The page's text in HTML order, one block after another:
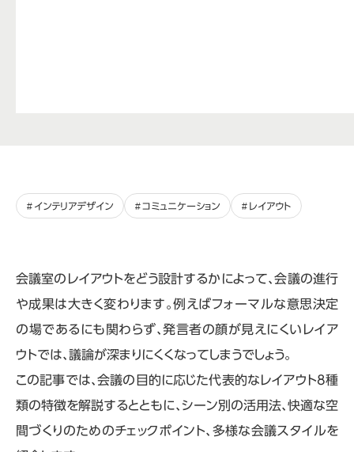
インテリアデザイン コミュニケーション レイアウト
会議室のレイアウトをどう設計するかによって、会議の進行
や成果は大きく変わります。例えばフォーマルな意思決定
の場であるにも関わらず、発言者の顔が見えにくいレイア
ウトでは、議論が深まりにくくなってしまうでしょう。
この記事では、会議の目的に応じた代表的なレイアウト8種
類の特徴を解説するとともに、シーン別の活用法、快適な空
間づくりのためのチェックポイント、多様な会議スタイルを